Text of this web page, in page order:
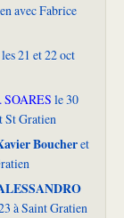
avec Fabrice
21 et 22 oct
SOARES le 30
St Gratien
Boucheret
à Saint Gratien